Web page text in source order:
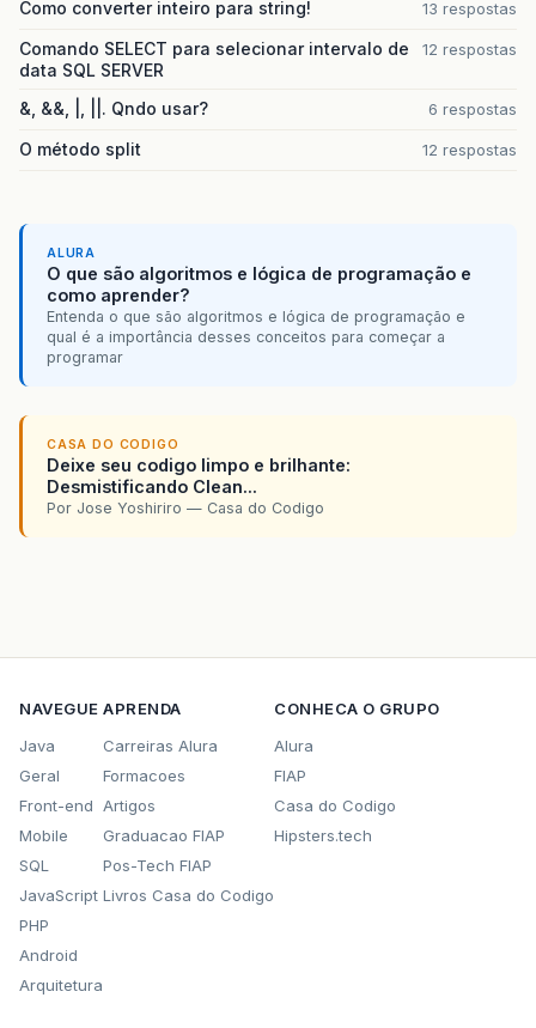
Como converter inteiro para string! 13 respostas
Comando SELECT para selecionar intervalo de
data SQL SERVER
12 respostas
&, &&, |, ||. Qndo usar? 6 respostas
O método split 12 respostas
ALURA
O que são algoritmos e lógica de programação e
como aprender?
Entenda o que são algoritmos e lógica de programação e
qual é a importância desses conceitos para começar a
programar
CASA DO CODIGO
Deixe seu codigo limpo e brilhante:
Desmistificando Clean...
Por Jose Yoshiriro — Casa do Codigo
NAVEGUE
Java
Geral
Front-end
Mobile
SQL
JavaScript
PHP
Android
Arquitetura
APRENDA
Carreiras Alura
Formacoes
Artigos
Graduacao FIAP
Pos-Tech FIAP
Livros Casa do Codigo
CONHECA O GRUPO
Alura
FIAP
Casa do Codigo
Hipsters.tech